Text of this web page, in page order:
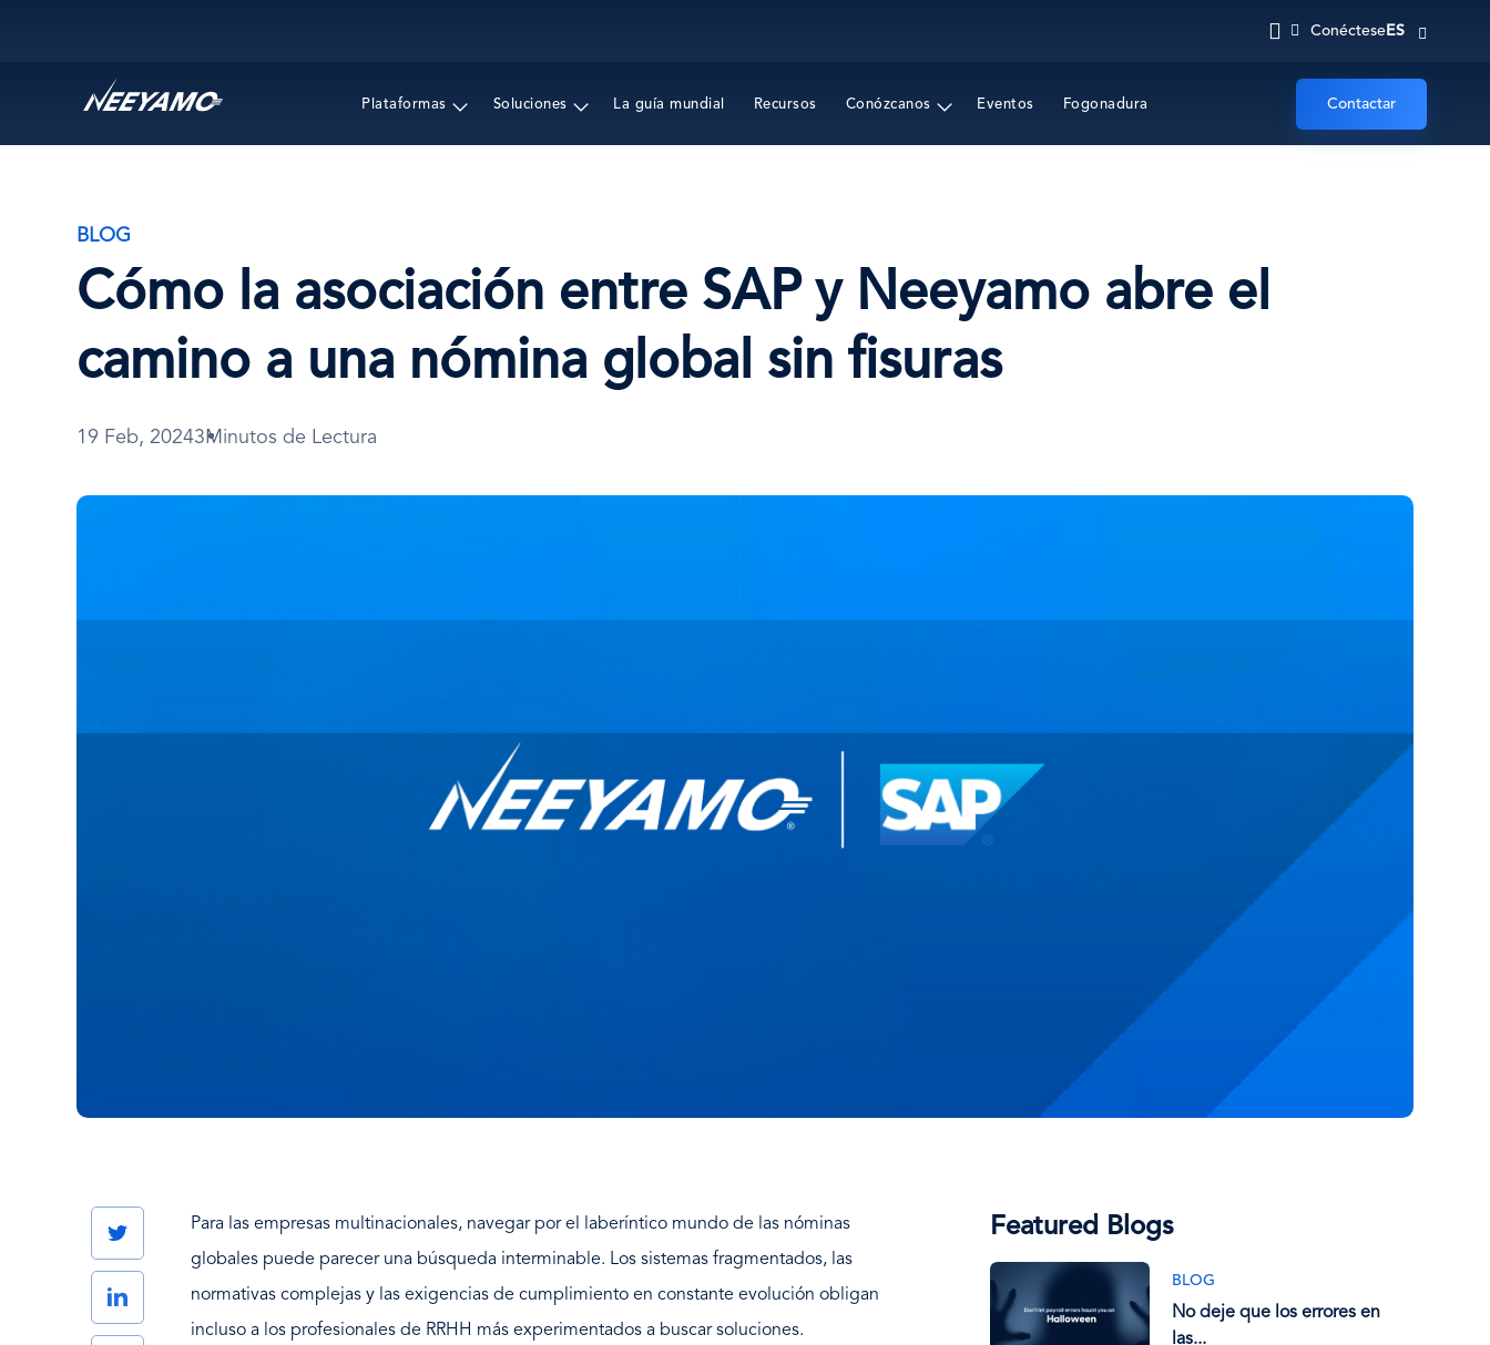
principal
ConécteseES
Plataformas Soluciones La guía mundial Recursos Conózcanos Eventos Fogonadura Contactar
BLOG
Cómo la asociación entre SAP y Neeyamo abre el
camino a una nómina global sin fisuras
19 Feb, 20243Minutos de Lectura
Imagen
Twitter
LinkedIn
Para las empresas multinacionales, navegar por el laberíntico mundo de las nóminas
globales puede parecer una búsqueda interminable. Los sistemas fragmentados, las
normativas complejas y las exigencias de cumplimiento en constante evolución obligan
incluso a los profesionales de RRHH más experimentados a buscar soluciones.
Featured Blogs
BLOG
No deje que los errores en
las...